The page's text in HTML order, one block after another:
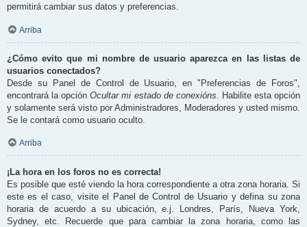
permitirá cambiar sus datos y preferencias.
Arriba
¿Cómo evito que mi nombre de usuario aparezca en las listas de
usuarios conectados?
Desde su Panel de Control de Usuario, en "Preferencias de Foros",
encontrará la opciónOcultar mi estado de conexións . Habilite esta opción
y solamente será visto por Administradores, Moderadores y usted mismo.
Se le contará como usuario oculto.
Arriba
¡La hora en los foros no es correcta!
Es posible que esté viendo la hora correspondiente a otra zona horaria. Si
este es el caso, visite el Panel de Control de Usuario y defina su zona
horaria de acuerdo a su ubicación, e.j. Londres, París, Nueva York,
Sydney, etc. Recuerde que para cambiar la zona horaria, como las